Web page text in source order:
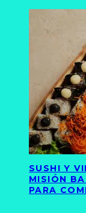
SUSHI Y
MISIÓN
PARA